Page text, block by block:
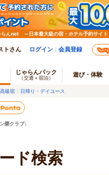
んnet ～日本最大級の宿・ホテル予約サイト
トさん ログイン 会員登録
じゃらんパック
（交通＋宿泊） 遊び・体験
高級宿 日帰り・デイユース
榮クラブ）
ド検索